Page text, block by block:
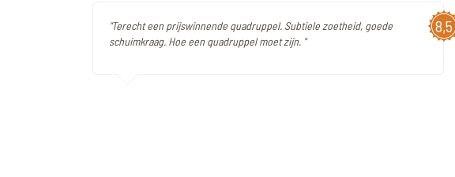
8,5
"Terecht een prijswinnende quadruppel. Subtiele zoetheid, goede
schuimkraag. Hoe een quadruppel moet zijn. "